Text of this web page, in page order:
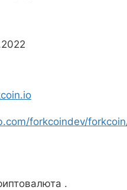
forkcoindev/
.